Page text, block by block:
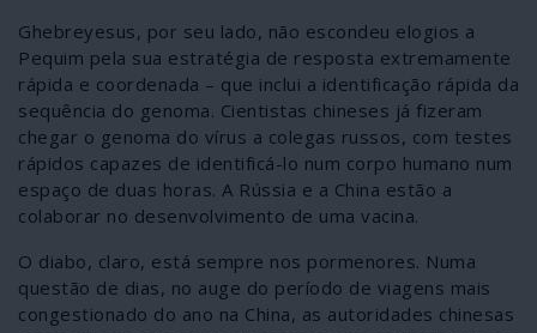
Ghebreyesus, por seu lado, não escondeu elogios a
Pequim pela sua estratégia de resposta extremamente
rápida e coordenada – que inclui a identificação rápida da
sequência do genoma. Cientistas chineses já fizeram
chegar o genoma do vírus a colegas russos, com testes
rápidos capazes de identificá-lo num corpo humano num
espaço de duas horas. A Rússia e a China estão a
colaborar no desenvolvimento de uma vacina.
O diabo, claro, está sempre nos pormenores. Numa
questão de dias, no auge do período de viagens mais
congestionado do ano na China, as autoridades chinesas